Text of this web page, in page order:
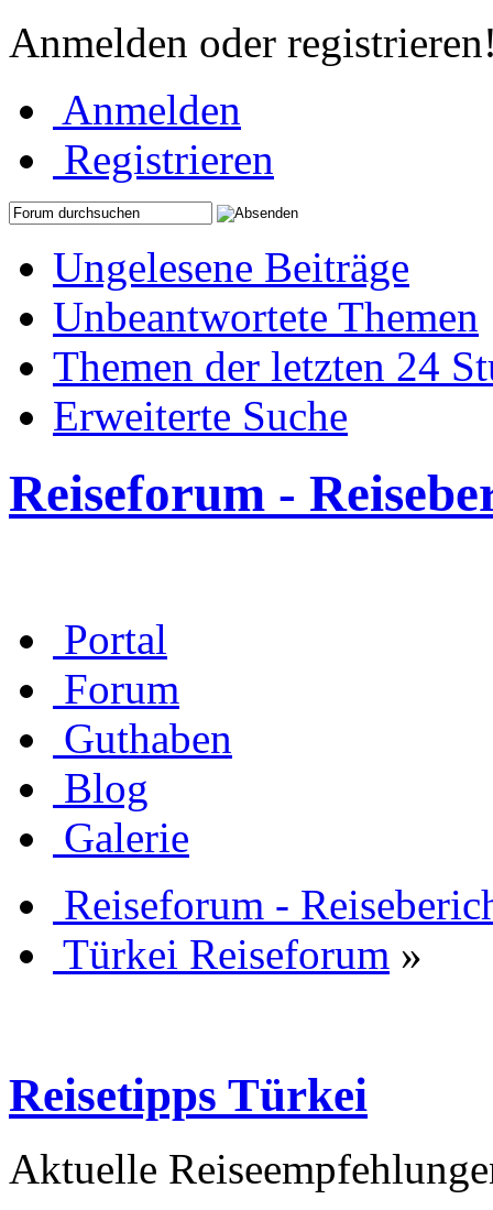
Anmelden oder
Anmelden
Registrieren
Ungelesene Beiträge
Unbeantwortete Themen
Themen der letzten 24
Erweiterte Suche
Reiseforum -
Portal
Forum
Guthaben
Blog
Galerie
Reiseforum -
Türkei Reiseforum »
Reisetipps Türkei
Aktuelle